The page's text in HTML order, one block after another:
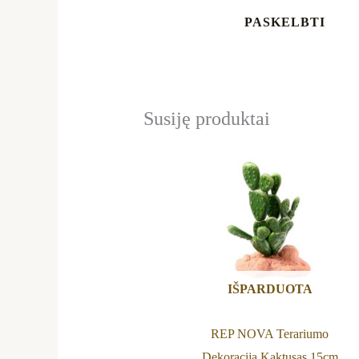
Susiję produktai
IŠPARDUOTA
REP NOVA Terariumo